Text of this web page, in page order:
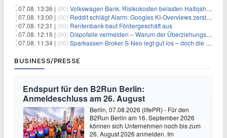
07.08. 13:36 | (00) Volkswagen Bank: Risikokosten belasten Halbjahresergebnis
07.08. 13:00 | (00) Reddit schlägt Alarm: Googles KI-Overviews zerstören das Traffic-Geschäftsmodell
07.08. 12:31 | (00) Rentenbank baut Fördergeschäft aus
07.08. 12:16 | (00) Dispofalle vermeiden – Warum der Überziehungskredit teurer ist als gedacht
07.08. 11:34 | (00) Sparkassen-Broker S-Neo legt gut los – doch die Schwachstellen bleiben
BUSINESS/PRESSE
Endspurt für den B2Run Berlin:
Anmeldeschluss am 26. August
Berlin, 07.08.2026 (lifePR) - Für den
B2Run Berlin am 16. September 2026
können sich Unternehmen noch bis zum
26. August 2026 anmelden. Im